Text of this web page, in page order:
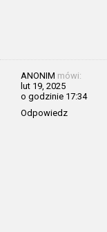
ANONIM mówi:
lut 19, 2025
o godzinie 17:34
Odpowiedz